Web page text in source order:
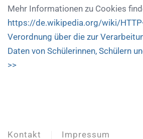
Mehr Informationen zu Cookies
https://de.wikipedia.org/wiki/
Verordnung über die zur
Daten von Schülerinnen, Schülern
>>
Kontakt Impressum